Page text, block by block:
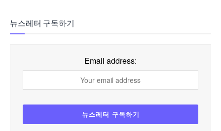
뉴스레터 구독하기
Email address: